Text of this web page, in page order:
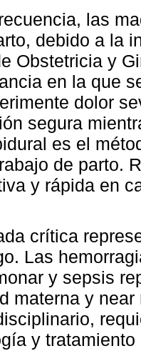
las
debido a la
Obstetricia y
en la que
dolor
segura
es el
de parto.
y rápida en
crítica
Las
y sepsis
materna y
y